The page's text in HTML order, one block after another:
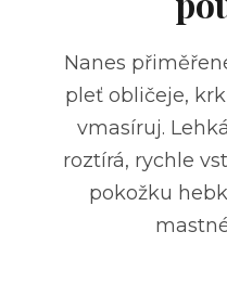
Nanes
pleť obličeje,
vmasíruj.
roztírá, rychle
pokožku